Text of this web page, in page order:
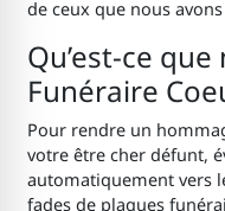
de ceux que nous
Qu’est-ce
Funéraire
Pour rendre un
votre être cher défunt,
automatiquement vers
fades de plaques